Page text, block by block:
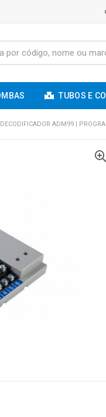
TUBOS E
ADM99 |